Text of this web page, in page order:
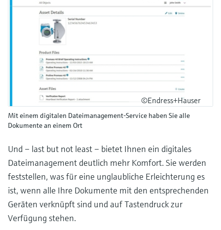
©Endress+Hauser
Mit einem digitalen Dateimanagement-Service haben Sie alle
Dokumente an einem Ort
Und – last but not least – bietet Ihnen ein digitales
Dateimanagement deutlich mehr Komfort. Sie werden
feststellen, was für eine unglaubliche Erleichterung es
ist, wenn alle Ihre Dokumente mit den entsprechenden
Geräten verknüpft sind und auf Tastendruck zur
Verfügung stehen.